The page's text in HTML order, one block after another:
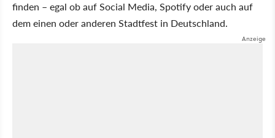
finden – egal ob auf Social Media, Spotify oder auch auf
dem einen oder anderen Stadtfest in Deutschland.